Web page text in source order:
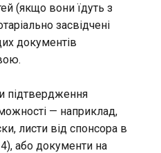
(якщо вони їдуть з
засвідчені
документів
підтвердження
— наприклад,
листи від спонсора в
або документи на